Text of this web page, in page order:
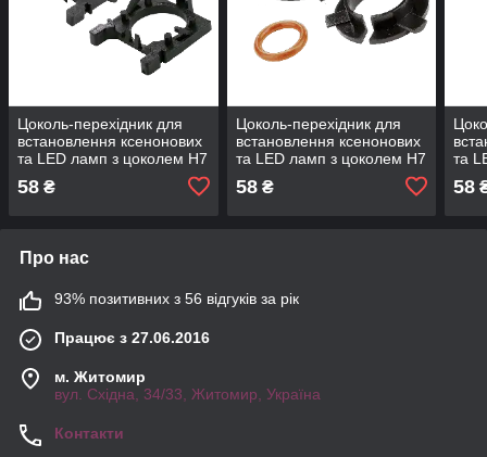
Цоколь-перехідник для
встановлення ксенонових
та LED ламп з цоколем H7
DriveX TK-104 Ford Focus
H7
58 ₴
Цоколь-перехідник для
встановлення ксенонових
та LED ламп з цоколем H7
KIA/Hyundai/VW/Mitsubishi
58₴
та
KIA/
58
Про нас
93% позитивних з 56 відгуків за рік
Працює з 27.06.2016
м. Житомир
вул. Східна, 34/33, Житомир, Україна
Контакти